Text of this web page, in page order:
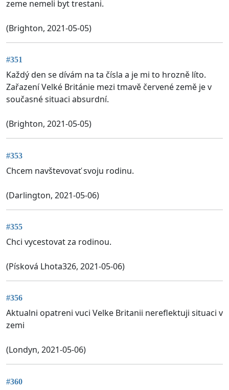
zeme nemeli byt trestani.
(Brighton, 2021-05-05)
#351
Každý den se dívám na ta čísla a je mi to hrozně líto.
Zařazení Velké Británie mezi tmavě červené země je v
současné situaci absurdní.
(Brighton, 2021-05-05)
#353
Chcem navštevovať svoju rodinu.
(Darlington, 2021-05-06)
#355
Chci vycestovat za rodinou.
(Písková Lhota326, 2021-05-06)
#356
Aktualni opatreni vuci Velke Britanii nereflektuji situaci v
zemi
(Londyn, 2021-05-06)
#360